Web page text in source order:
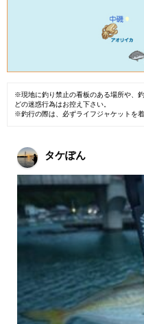
※現地に釣り禁止の看板のある場所や、
どの迷惑行為はお控え下さい。
※釣行の際は、必ずライフジャケットを着
タケぽん